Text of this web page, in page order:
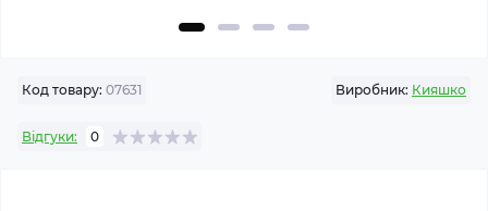
Код товару: 07631 Виробник: Кияшко
Відгуки: 0